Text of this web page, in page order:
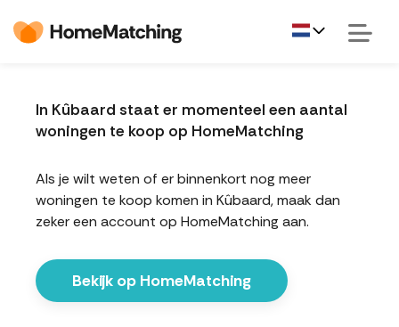
In Kûbaard staat er momenteel een aantal
woningen te koop op HomeMatching
Als je wilt weten of er binnenkort nog meer
woningen te koop komen in Kûbaard, maak dan
zeker een account op HomeMatching aan.
Bekijk op HomeMatching